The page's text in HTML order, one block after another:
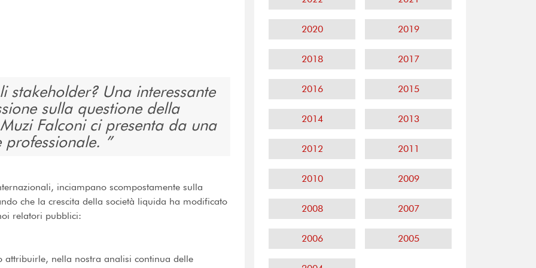
stakeholder? Una interessante
sulla questione della
Falconi ci presenta da una
inciampano scompostamente sulla
che la crescita della società liquida ha modificato
relatori pubblici:
attribuirle, nella nostra analisi continua delle
2020 2019
2018 2017
2016 2015
2014 2013
2012 2011
2010 2009
2008 2007
2006 2005